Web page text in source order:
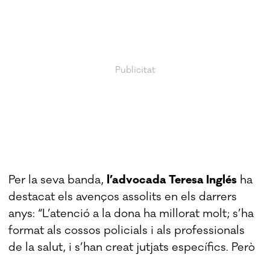
Per la seva banda, l’advocada Teresa Inglés ha
destacat els avenços assolits en els darrers
anys: “L’atenció a la dona ha millorat molt; s’ha
format als cossos policials i als professionals
de la salut, i s’han creat jutjats específics. Però